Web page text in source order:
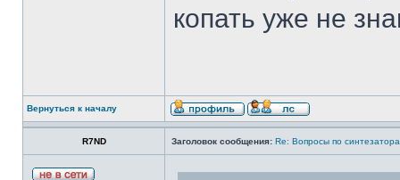
копать уже не
Вернуться к началу
R7ND Заголовок сообщения: Re: Вопросы по